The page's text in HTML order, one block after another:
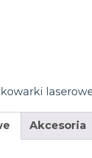
Akcesoria